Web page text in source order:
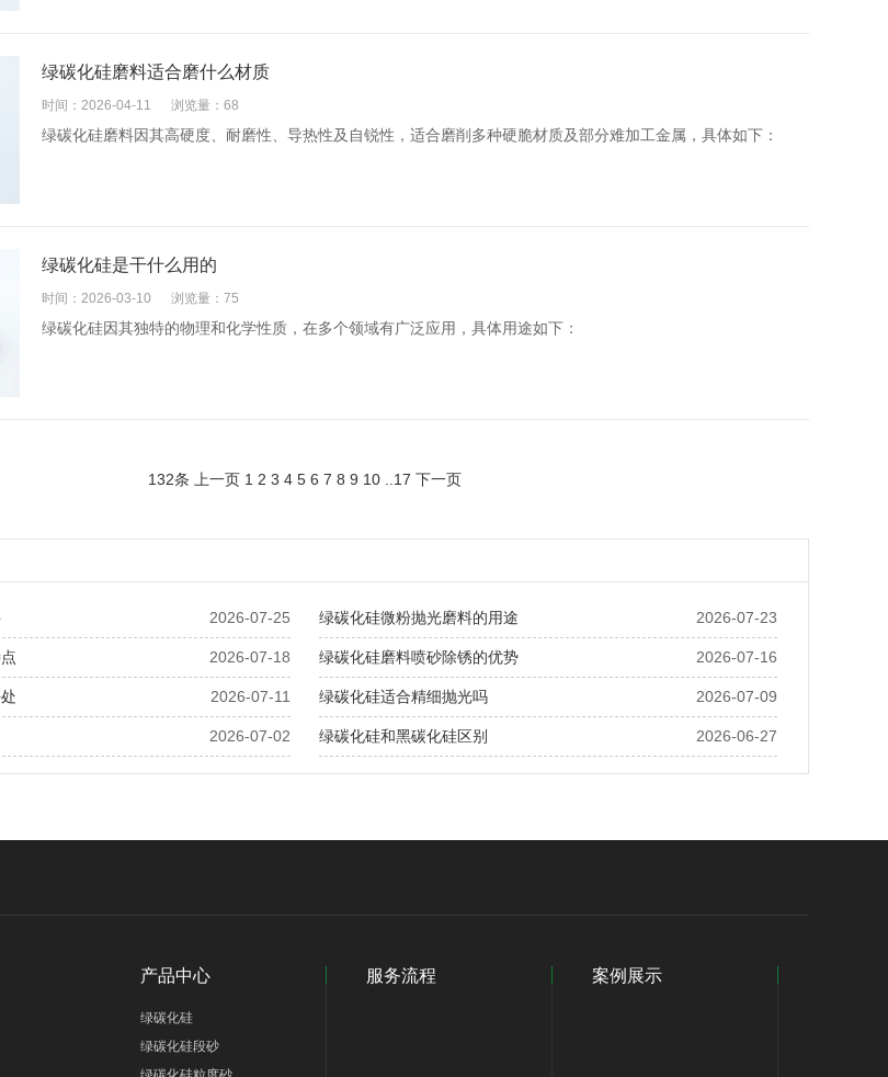
绿碳化硅磨料适合磨什么材质
时间：2026-04-11 浏览量：68
绿碳化硅磨料因其高硬度、耐磨性、导热性及自锐性，适合磨削多种硬脆材质及部分难加工金属，具体如下：
绿碳化硅是干什么用的
时间：2026-03-10 浏览量：75
绿碳化硅因其独特的物理和化学性质，在多个领域有广泛应用，具体用途如下：
132条 上一页 1 2 3 4 5 6 7 8 9 10 17 下一页
2026-07-25 2026-07-23
绿碳化硅微粉抛光磨料的用途
2026-07-18 2026-07-16
绿碳化硅磨料喷砂除锈的优势
2026-07-11 2026-07-09
绿碳化硅适合精细抛光吗
2026-07-02 2026-06-27
绿碳化硅和黑碳化硅区别
产品中心
绿碳化硅
绿碳化硅段砂
服务流程 案例展示